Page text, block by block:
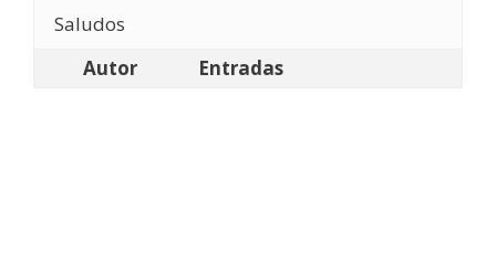
Saludos
Autor
Entradas